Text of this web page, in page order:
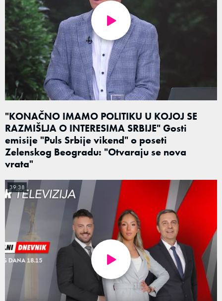
"KONAČNO IMAMO POLITIKU U KOJOJ SE
RAZMIŠLJA O INTERESIMA SRBIJE" Gosti
emisije "Puls Srbije vikend" o poseti
Zelenskog Beogradu: "Otvaraju se nova
vrata"
39:38